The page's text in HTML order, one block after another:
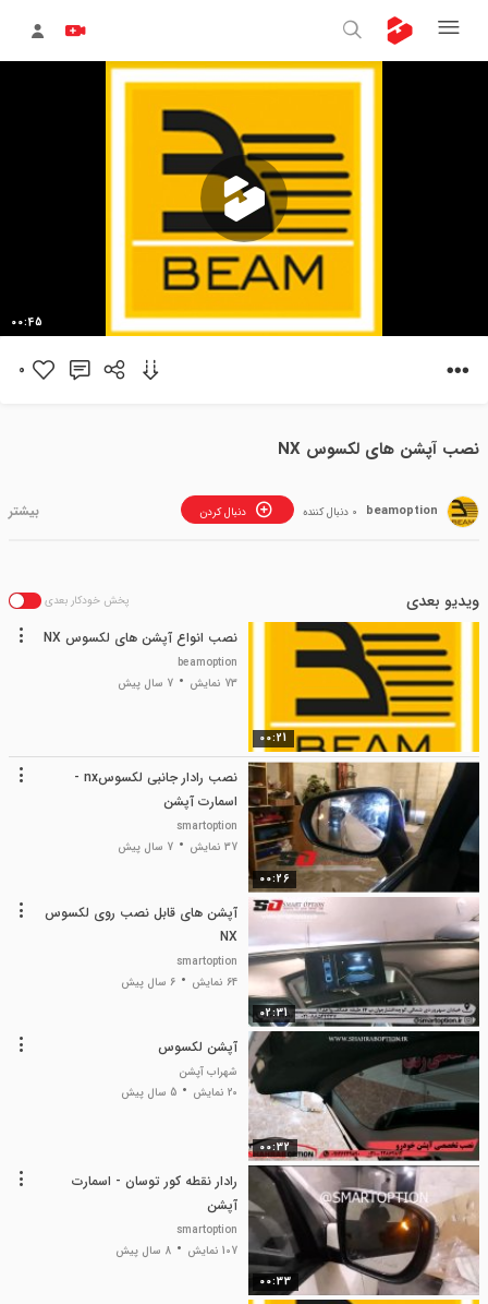
پخش
00:45
0
نصب آپشن های لکسوس NX
beamoption دنبال کردن 0 دنبال کننده
ویدیو بعدی پخش خودکار بعدی
00:21
نصب انواع آپشن های لکسوس NX
beamoption
73 نمایش
7 سال پیش
00:26
نصب رادار جانبی لکسوسnx -
اسمارت آپشن
smartoption
37 نمایش
7 سال پیش
02:31
آپشن های قابل نصب روی لکسوس
NX
smartoption
64 نمایش
6 سال پیش
00:32
آپشن لکسوس
شهراب آپشن
20 نمایش
5 سال پیش
00:33
رادار نقطه کور توسان - اسمارت
آپشن
smartoption
107 نمایش
8 سال پیش